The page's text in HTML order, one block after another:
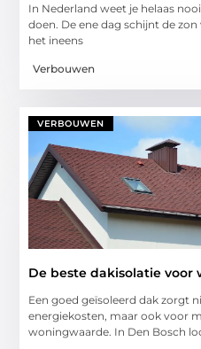
In Nederland weet je helaas
doen. De ene dag schijnt de
het ineens
Verbouwen
VERBOUWEN
De beste dakisolatie voor
Een goed geïsoleerd dak zorgt
energiekosten, maar ook voor
woningwaarde. In Den Bosch